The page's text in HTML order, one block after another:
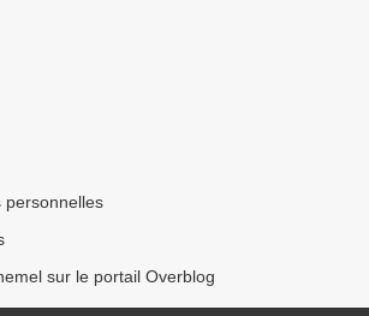
personnelles
sur le portail Overblog